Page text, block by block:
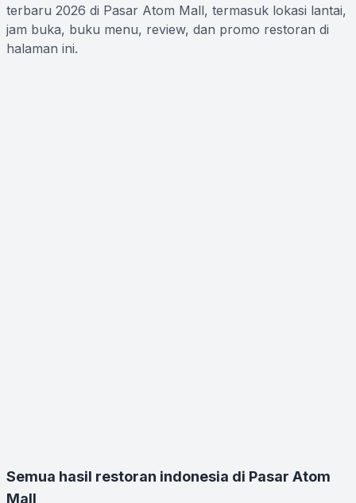
terbaru 2026 di Pasar Atom Mall, termasuk lokasi lantai,
jam buka, buku menu, review, dan promo restoran di
halaman ini.
Semua hasil restoran indonesia di Pasar Atom
Mall